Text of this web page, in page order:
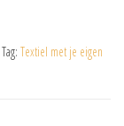
Tag: Textiel met je eigen